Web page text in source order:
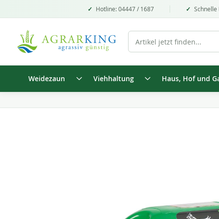
Hotline: 04447 / 1687
Weidezaun Viehhaltung Haus, Hof und